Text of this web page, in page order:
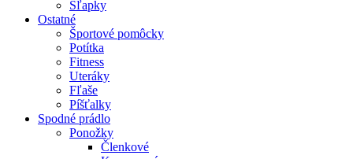
Šľapky
Ostatné
Športové pomôcky
Potítka
Fitness
Uteráky
Fľaše
Píšťalky
Spodné prádlo
Ponožky
Členkové